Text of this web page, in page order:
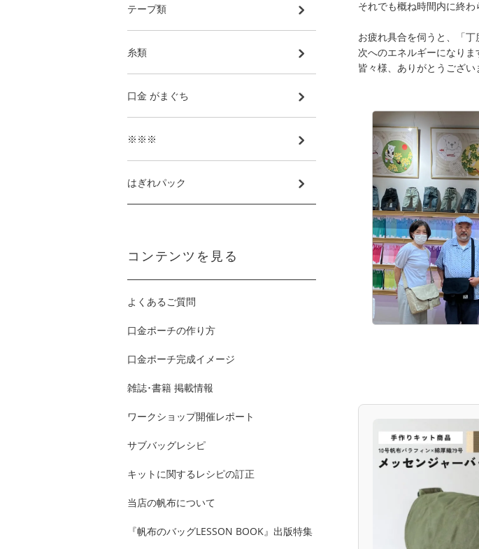
それでも概ね時間内に終わ
お疲れ具合を伺うと、「丁
次へのエネルギーになりま
皆々様、ありがとうござい
テープ類
糸類
口金 がまぐち
※※※
はぎれパック
コンテンツを見る
よくあるご質問
口金ポーチの作り方
口金ポーチ完成イメージ
雑誌･書籍 掲載情報
ワークショップ開催レポート
サブバッグレシピ
キットに関するレシピの訂正
当店の帆布について
『帆布のバッグLESSON BOOK』出版特集